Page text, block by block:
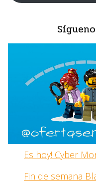
Es hoy! Cyber
Fin de semana